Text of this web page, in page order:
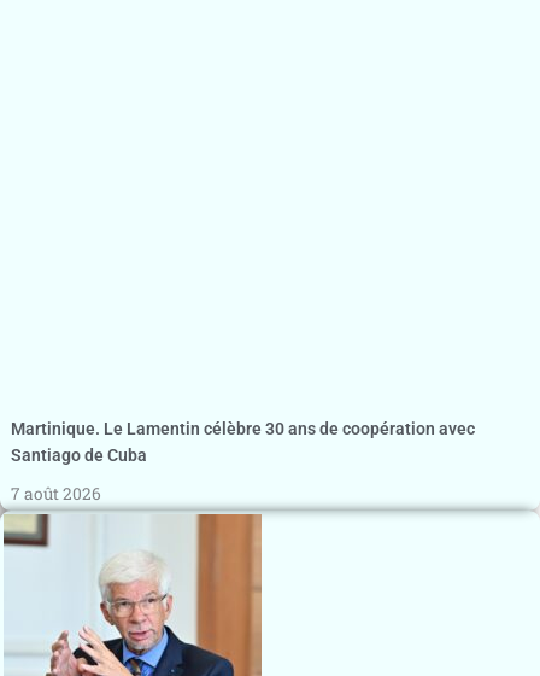
Martinique. Le Lamentin célèbre 30 ans de coopération avec
Santiago de Cuba
7 août 2026